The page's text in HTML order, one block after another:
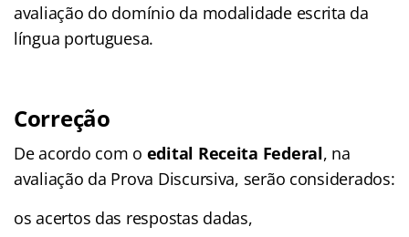
avaliação do domínio da modalidade escrita da
língua portuguesa.
Correção
De acordo com o edital Receita Federal, na
avaliação da Prova Discursiva, serão considerados:
os acertos das respostas dadas,